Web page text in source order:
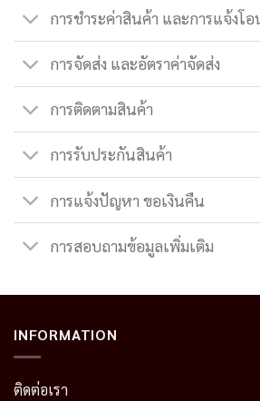
การชำระค่าสินค้า และการแจ้งโอ
การจัดส่ง และอัตราค่าจัดส่ง
การติดตามสินค้า
การรับประกันสินค้า
การแจ้งปัญหา ขอเงินคืน
การสอบถามข้อมูลเพิ่มเติม
INFORMATION
ติดต่อเรา